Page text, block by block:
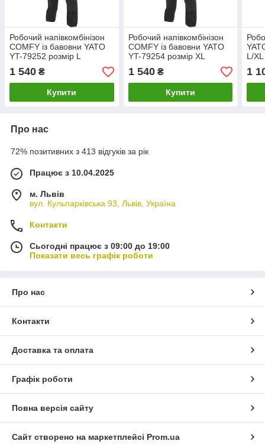
Робочий напівкомбінізон
COMFY із бавовни YATO
YT-79252 розмір L
1 540 ₴
Купити
Робочий напівкомбінізон
COMFY із бавовни YATO
YT-79254 розмір XL
1 540₴
Купити
L/XL
1
Про нас
72% позитивних з 413 відгуків за рік
Працює з 10.04.2025
м. Львів
вул. Кульпарківська 93, Львів, Україна
Контакти
Сьогодні працює з 09:00 до 19:00
Показати весь графік роботи
Про нас
Контакти
Доставка та оплата
Графік роботи
Повна версія сайту
Сайт створено на маркетплейсі Prom.ua